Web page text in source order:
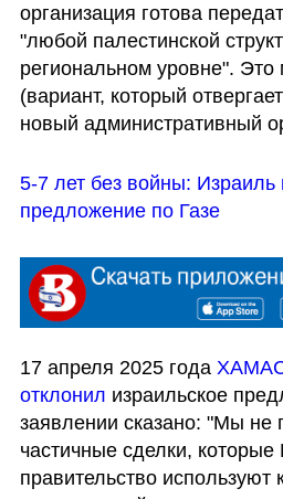
организация готова
"любой палестинской
региональном уровне".
(вариант, который
новый административный
5-7 лет без войны: Израиль
предложение по Газе
17 апреля 2025 года
отклонил израильское
заявлении сказано: "Мы не
частичные сделки, которые
правительство используют